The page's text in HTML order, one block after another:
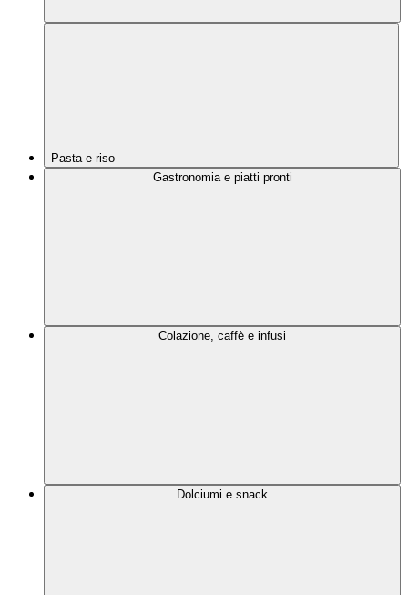
Pasta e riso
Gastronomia e piatti pronti
Colazione, caffè e infusi
Dolciumi e snack